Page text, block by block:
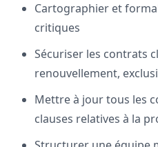
Cartographier et
critiques
Sécuriser les contrats
renouvellement,
Mettre à jour tous les
clauses relatives à la